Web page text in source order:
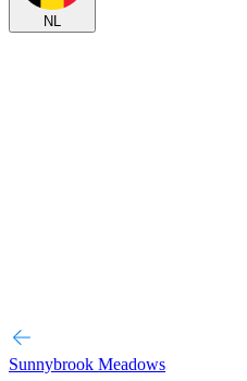
NL
Sunnybrook Meadows